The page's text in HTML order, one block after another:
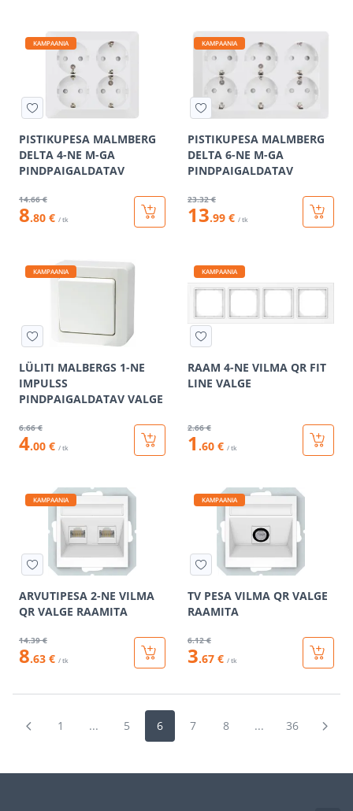
KAMPAANIA
PISTIKUPESA MALMBERG
DELTA 4-NE M-GA
PINDPAIGALDATAV
14.66 €
8.80 € / tk
KAMPAANIA
PISTIKUPESA MALMBERG
DELTA 6-NE M-GA
PINDPAIGALDATAV
23.32 €
13.99 € / tk
KAMPAANIA
LÜLITI MALBERGS 1-NE
IMPULSS
PINDPAIGALDATAV VALGE
6.66 €
4.00 € / tk
KAMPAANIA
RAAM 4-NE VILMA QR FIT
LINE VALGE
2.66 €
1 .60 € / tk
KAMPAANIA
ARVUTIPESA 2-NE VILMA
QR VALGE RAAMITA
14.39 €
8.63 € / tk
KAMPAANIA
TV PESA VILMA QR VALGE
RAAMITA
6.12 €
3.67 € / tk
1 ... 5 6 7 8 ... 36